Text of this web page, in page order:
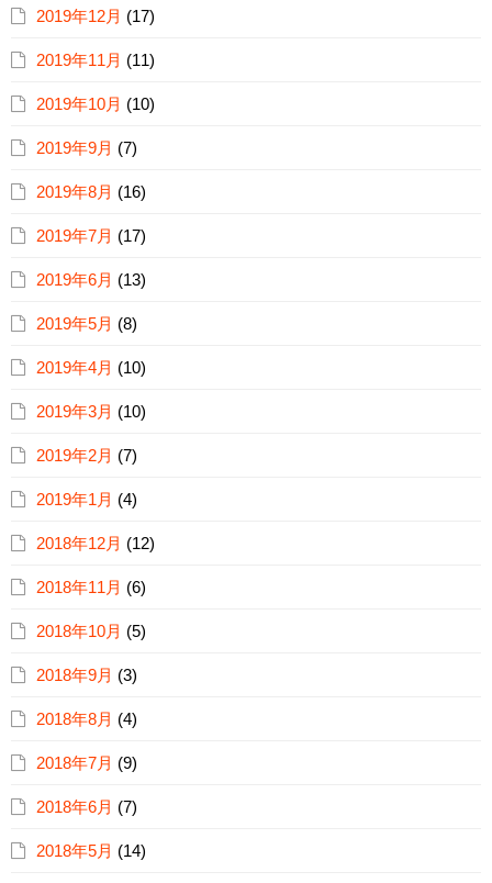
2019年12月 (17)
2019年11月 (11)
2019年10月 (10)
2019年9月 (7)
2019年8月 (16)
2019年7月 (17)
2019年6月 (13)
2019年5月 (8)
2019年4月 (10)
2019年3月 (10)
2019年2月 (7)
2019年1月 (4)
2018年12月 (12)
2018年11月 (6)
2018年10月 (5)
2018年9月 (3)
2018年8月 (4)
2018年7月 (9)
2018年6月 (7)
2018年5月 (14)